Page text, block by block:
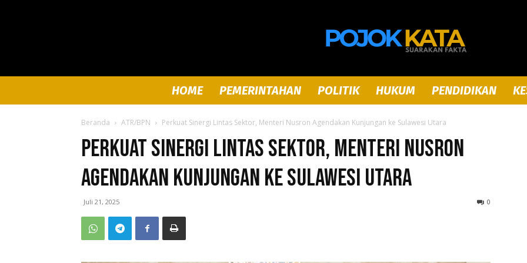
Pojok
Kata
HOME PEMERINTAHAN POLITIK HUKUM PENDIDIKAN
Beranda ATR/BPN Perkuat Sinergi Lintas Sektor, Menteri Nusron Agendakan Kunjungan ke Sulawesi Utara
Perkuat Sinergi Lintas Sektor, Menteri Nusron
Agendakan Kunjungan ke Sulawesi Utara
Juli 21, 2025 0